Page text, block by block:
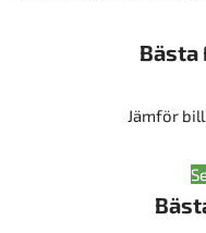
Bästa
Jämför